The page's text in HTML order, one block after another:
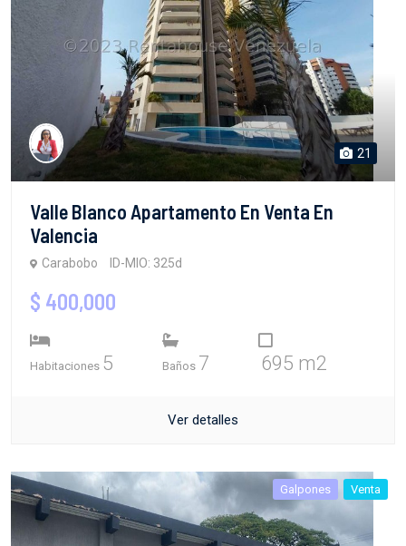
21
Valle Blanco Apartamento En Venta En
Valencia
Carabobo ID-MIO: 325d
$ 400,000
Habitaciones 5 Baños 7 695 m2
Ver detalles
Galpones Venta